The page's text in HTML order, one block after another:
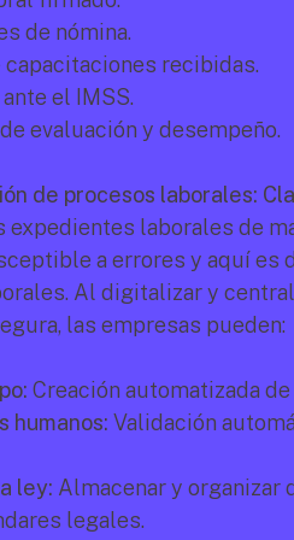
de nómina.
recibidas.
el IMSS.
evaluación y desempeño.
de procesos laborales:
expedientes laborales de
a errores y aquí es
Al digitalizar y
las empresas pueden:
Creación automatizada
humanos: Validación
ley: Almacenar y organizar
legales.